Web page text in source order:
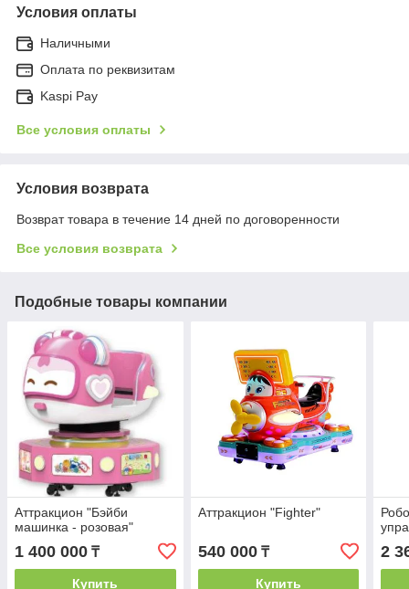
Условия оплаты
Наличными
Оплата по реквизитам
Kaspi Pay
Все условия оплаты
Условия возврата
Возврат товара в течение 14 дней по договоренности
Все условия возврата
Подобные товары компании
Аттракцион "Бэйби
машинка - розовая"
1 400 000 ₸
Купить
Аттракцион "Fighter"
540 000₸
Купить
2